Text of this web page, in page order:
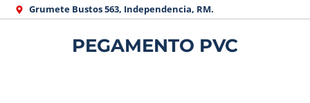
Grumete Bustos 563, Independencia, RM.
PEGAMENTO PVC